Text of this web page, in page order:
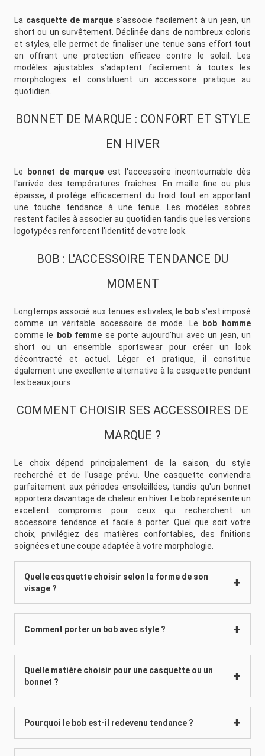
La casquette de marque s'associe facilement à un jean, un
short ou un survêtement. Déclinée dans de nombreux coloris
et styles, elle permet de finaliser une tenue sans effort tout
en offrant une protection efficace contre le soleil. Les
modèles ajustables s'adaptent facilement à toutes les
morphologies et constituent un accessoire pratique au
quotidien.
BONNET DE MARQUE : CONFORT ET STYLE
EN HIVER
Le bonnet de marque est l'accessoire incontournable dès
l'arrivée des températures fraîches. En maille fine ou plus
épaisse, il protège efficacement du froid tout en apportant
une touche tendance à une tenue. Les modèles sobres
restent faciles à associer au quotidien tandis que les versions
logotypées renforcent l'identité de votre look.
BOB : L'ACCESSOIRE TENDANCE DU
MOMENT
Longtemps associé aux tenues estivales, le bob s'est imposé
comme un véritable accessoire de mode. Le
bob homme
comme le
bob femme se porte aujourd'hui avec un jean, un
short ou un ensemble sportswear pour créer un look
décontracté et actuel. Léger et pratique, il constitue
également une excellente alternative à la casquette pendant
les beaux jours.
COMMENT CHOISIR SES ACCESSOIRES DE
MARQUE ?
Le choix dépend principalement de la saison, du style
recherché et de l'usage prévu. Une casquette conviendra
parfaitement aux périodes ensoleillées, tandis qu'un bonnet
apportera davantage de chaleur en hiver. Le bob représente un
excellent compromis pour ceux qui recherchent un
accessoire tendance et facile à porter. Quel que soit votre
choix, privilégiez des matières confortables, des finitions
soignées et une coupe adaptée à votre morphologie.
Quelle casquette choisir selon la forme de son
visage ?
Comment porter un bob avec style ?
Quelle matière choisir pour une casquette ou un
bonnet ?
Pourquoi le bob est-il redevenu tendance ?